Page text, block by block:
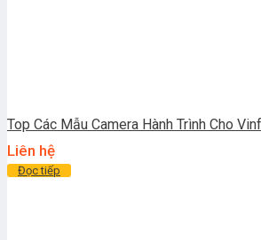
Top Các Mẫu Camera Hành Trình Cho
Liên hệ
Đọc tiếp